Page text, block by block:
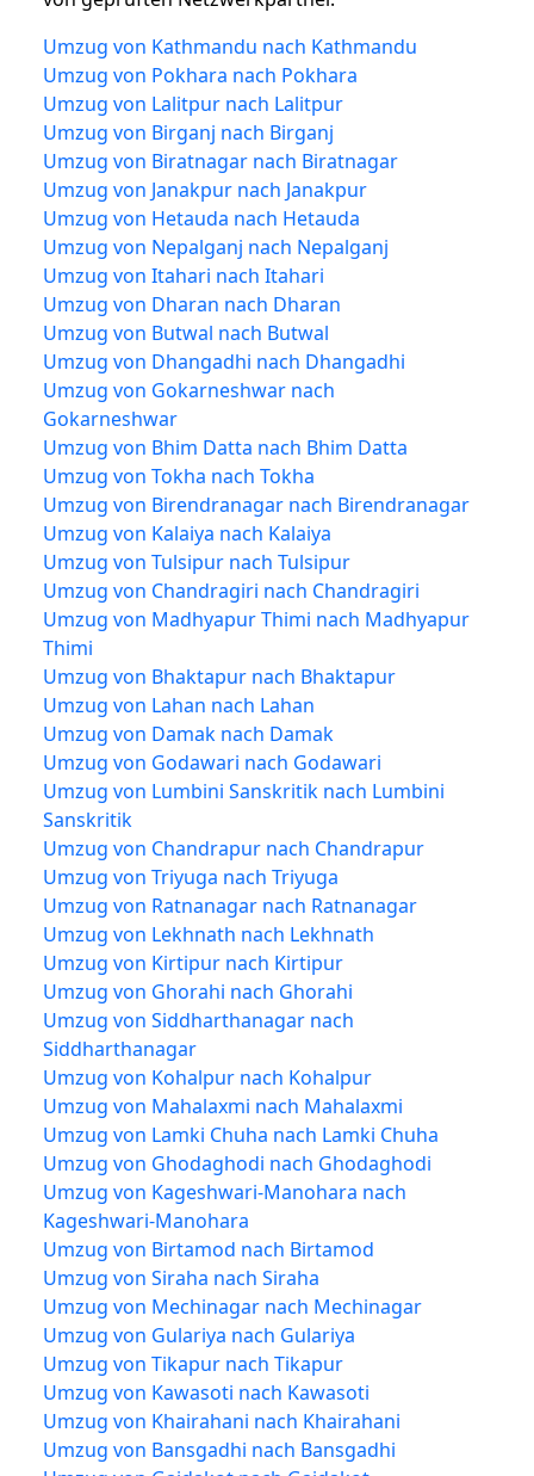
Umzug von Kathmandu nach Kathmandu
Umzug von Pokhara nach Pokhara
Umzug von Lalitpur nach Lalitpur
Umzug von Birganj nach Birganj
Umzug von Biratnagar nach Biratnagar
Umzug von Janakpur nach Janakpur
Umzug von Hetauda nach Hetauda
Umzug von Nepalganj nach Nepalganj
Umzug von Itahari nach Itahari
Umzug von Dharan nach Dharan
Umzug von Butwal nach Butwal
Umzug von Dhangadhi nach Dhangadhi
Umzug von Gokarneshwar nach
Gokarneshwar
Umzug von Bhim Datta nach Bhim Datta
Umzug von Tokha nach Tokha
Umzug von Birendranagar nach Birendranagar
Umzug von Kalaiya nach Kalaiya
Umzug von Tulsipur nach Tulsipur
Umzug von Chandragiri nach Chandragiri
Umzug von Madhyapur Thimi nach Madhyapur
Thimi
Umzug von Bhaktapur nach Bhaktapur
Umzug von Lahan nach Lahan
Umzug von Damak nach Damak
Umzug von Godawari nach Godawari
Umzug von Lumbini Sanskritik nach Lumbini
Sanskritik
Umzug von Chandrapur nach Chandrapur
Umzug von Triyuga nach Triyuga
Umzug von Ratnanagar nach Ratnanagar
Umzug von Lekhnath nach Lekhnath
Umzug von Kirtipur nach Kirtipur
Umzug von Ghorahi nach Ghorahi
Umzug von Siddharthanagar nach
Siddharthanagar
Umzug von Kohalpur nach Kohalpur
Umzug von Mahalaxmi nach Mahalaxmi
Umzug von Lamki Chuha nach Lamki Chuha
Umzug von Ghodaghodi nach Ghodaghodi
Umzug von Kageshwari-Manohara nach
Kageshwari-Manohara
Umzug von Birtamod nach Birtamod
Umzug von Siraha nach Siraha
Umzug von Mechinagar nach Mechinagar
Umzug von Gulariya nach Gulariya
Umzug von Tikapur nach Tikapur
Umzug von Kawasoti nach Kawasoti
Umzug von Khairahani nach Khairahani
Umzug von Bansgadhi nach Bansgadhi